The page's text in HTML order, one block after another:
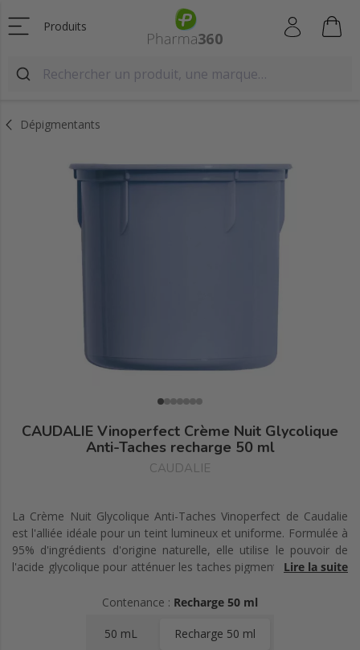
Produits
Dépigmentants
CAUDALIE Vinoperfect Crème Nuit Glycolique
Anti-Taches recharge 50 ml
CAUDALIE
La Crème Nuit Glycolique Anti-Taches Vinoperfect de Caudalie
est l'alliée idéale pour un teint lumineux et uniforme. Formulée à
95% d'ingrédients d'origine naturelle, elle utilise le pouvoir de
l'acide glycolique pour atténuer les taches pigmentaires, lisser le
en huile de pépins de raisin et enzyme de papaye, elle nourrit,
veloutée convient à tous les types de peaux, même sensibles, et
Lire la suite
Contenance : Recharge 50 ml
50 mL Recharge 50 ml